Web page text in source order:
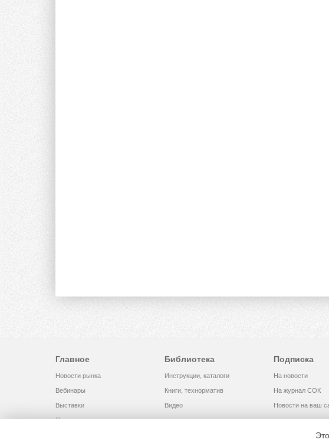
Главное
Новости рынка
Вебинары
Выставки
Помощь
Библиотека
Инструкции, каталоги
Книги, технорматив
Видео
Подписка
На новости
На журнал СОК
Новости на ваш